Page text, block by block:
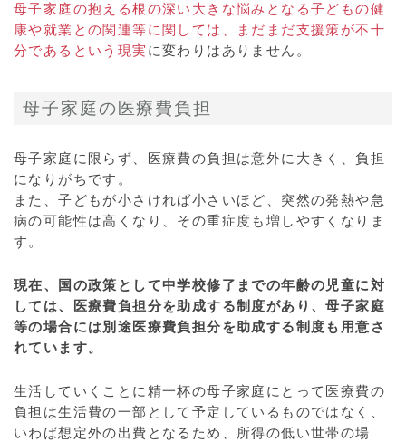
母子家庭の抱える根の深い大きな悩みとなる子どもの健
康や就業との関連等に関しては、まだまだ支援策が不十
分であるという現実 に変わりはありません。
母子家庭の医療費負担
母子家庭に限らず、医療費の負担は意外に大きく、負担
になりがちです。
また、子どもが小さければ小さいほど、突然の発熱や急
病の可能性は高くなり、その重症度も増しやすくなりま
す。
現在、国の政策として中学校修了までの年齢の児童に対
しては、医療費負担分を助成する制度があり、母子家庭
等の場合には別途医療費負担分を助成する制度も用意さ
れています。
生活していくことに精一杯の母子家庭にとって医療費の
負担は生活費の一部として予定しているものではなく、
いわば想定外の出費となるため、所得の低い世帯の場